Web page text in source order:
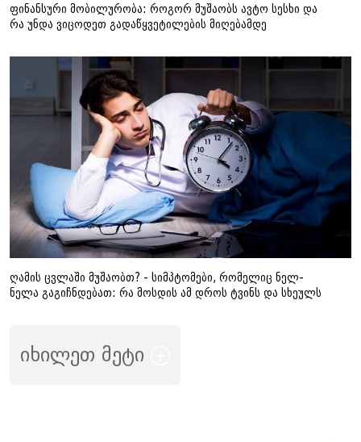
ფინანსური მობილურობა: როგორ მუშაობს ავტო სესხი და
რა უნდა ვიცოდეთ გადაწყვეტილების მიღებამდე
ღამის ცვლაში მუშაობთ? - სიმპტომები, რომელიც ნელ-
ნელა გაგიჩნდებათ: რა მოსდის ამ დროს ტვინს და სხეულს
იხილეთ მეტი